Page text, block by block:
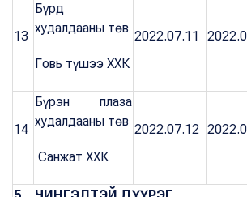
13
Бүрд
худалдааны төв
Говь түшээ ХХК
2022.07.11
14
Бүрэн плаза
худалдааны төв
Санжат ХХК
2022.07.12